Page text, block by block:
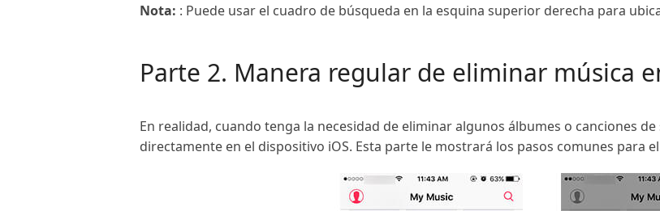
Nota: : Puede usar el cuadro de búsqueda en la esquina superior derecha para
Parte 2. Manera regular de eliminar música
En realidad, cuando tenga la necesidad de eliminar algunos álbumes o canciones
directamente en el dispositivo iOS. Esta parte le mostrará los pasos comunes para